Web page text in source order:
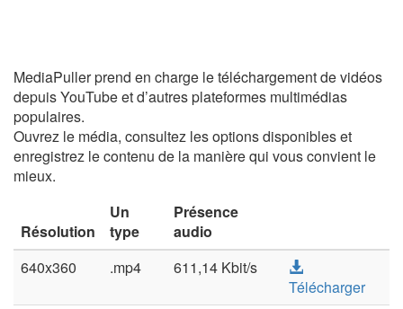
MediaPuller prend en charge le téléchargement de vidéos
depuis YouTube et d’autres plateformes multimédias
populaires.
Ouvrez le média, consultez les options disponibles et
enregistrez le contenu de la manière qui vous convient le
mieux.
Résolution
Un
type
Présence
audio
640x360
.mp4
611,14 Kbit/s
Télécharger